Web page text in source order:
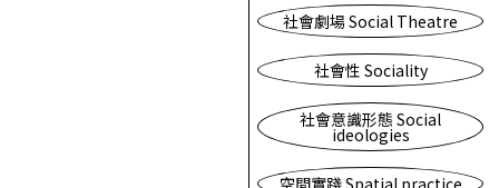
社會劇場 Social Theatre
社會性 Sociality
社會意識形態 Social
ideologies
空間實踐 Spatial practice